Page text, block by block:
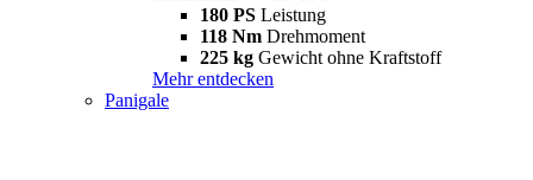
180 PS Leistung
118 Nm Drehmoment
225 kg Gewicht ohne Kraftstoff
Mehr entdecken
Panigale